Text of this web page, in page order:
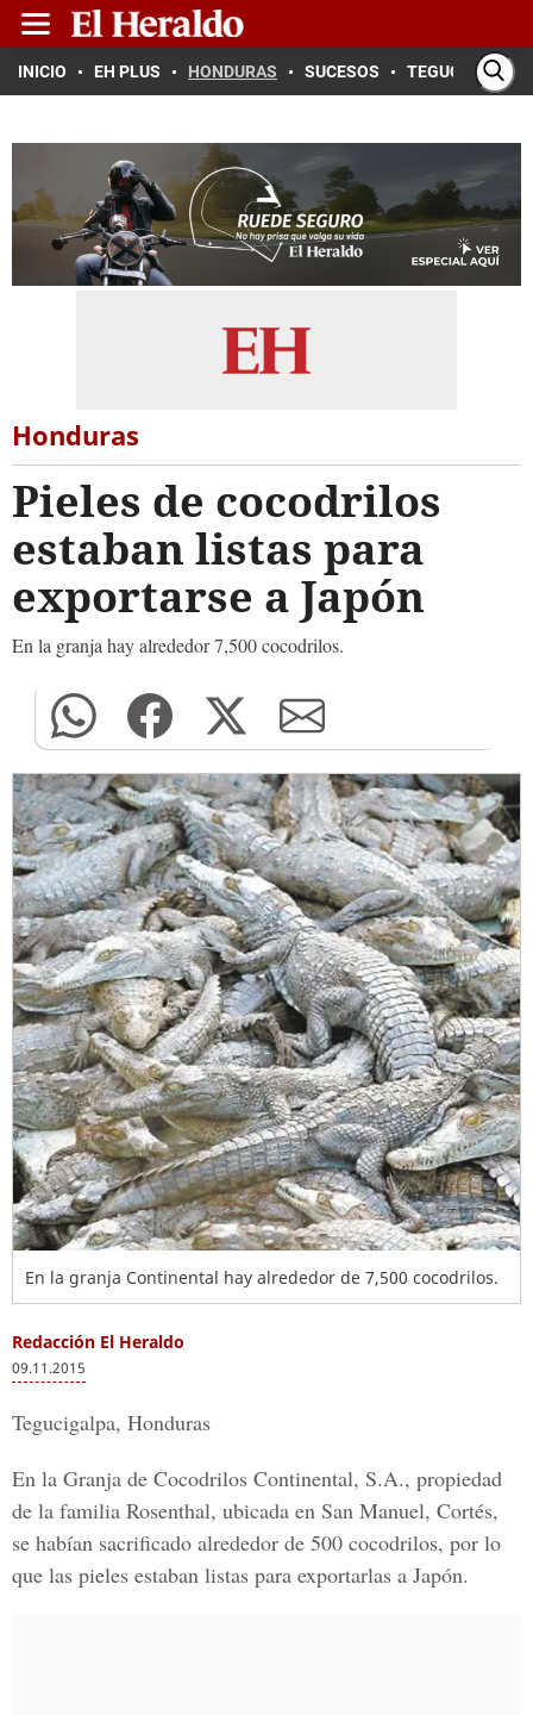
INICIO EH PLUS HONDURAS SUCESOS TEGUCIGALPA
Honduras
Pieles de cocodrilos
estaban listas para
exportarse a Japón
En la granja hay alrededor 7,500 cocodrilos.
En la granja Continental hay alrededor de 7,500 cocodrilos.
Redacción El Heraldo
09.11.2015
Tegucigalpa, Honduras
En la Granja de Cocodrilos Continental, S.A., propiedad
de la familia Rosenthal, ubicada en San Manuel, Cortés,
se habían sacrificado alrededor de 500 cocodrilos, por lo
que las pieles estaban listas para exportarlas a Japón.